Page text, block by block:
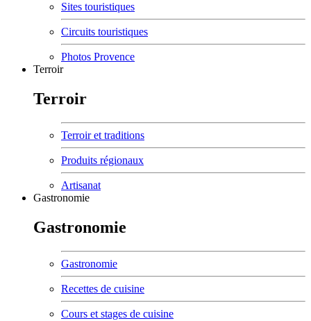
Sites touristiques
Circuits touristiques
Photos Provence
Terroir
Terroir
Terroir et traditions
Produits régionaux
Artisanat
Gastronomie
Gastronomie
Gastronomie
Recettes de cuisine
Cours et stages de cuisine